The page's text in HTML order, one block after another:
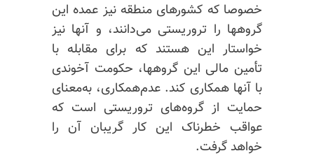
خصوصا که کشورهای منطقه نیز عمده این
گروهها را تروریستی می‌دانند، و آنها نیز
خواستار این هستند که برای مقابله با
تأمین مالی این گروهها، حکومت آخوندی
با آنها همکاری کند. عدم‌همکاری، به‌معنای
حمایت از گروه‌های تروریستی است که
عواقب خطرناک این کار گریبان آن را
خواهد گرفت.